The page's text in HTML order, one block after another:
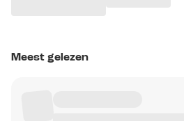
Meest gelezen